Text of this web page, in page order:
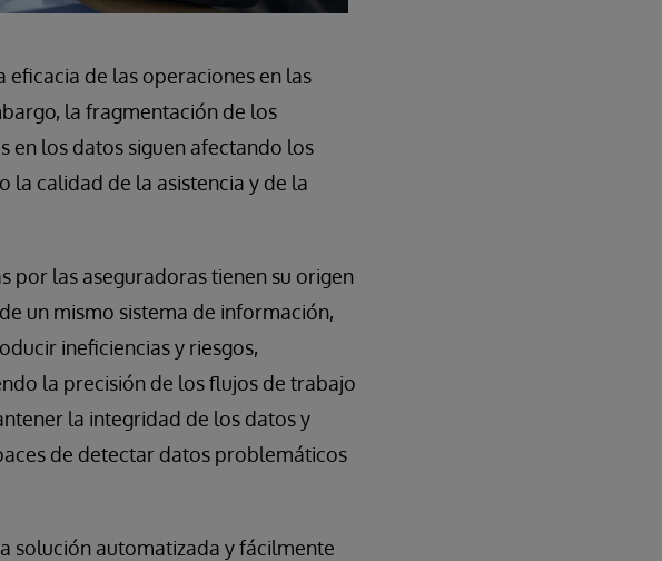
eficacia de las operaciones en las
la fragmentación de los
en los datos siguen afectando los
calidad de la asistencia y de la
por las aseguradoras tienen su origen
un mismo sistema de información,
ineficiencias y riesgos,
la precisión de los flujos de trabajo
la integridad de los datos y
de detectar datos problemáticos
solución automatizada y fácilmente